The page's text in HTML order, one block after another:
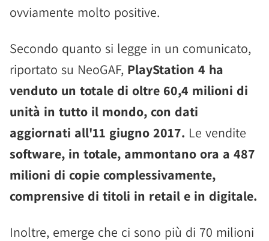
ovviamente molto positive.
Secondo quanto si legge in un comunicato,
riportato su NeoGAF, PlayStation 4 ha
venduto un totale di oltre 60,4 milioni di
unità in tutto il mondo, con dati
aggiornati all'11 giugno 2017. Le vendite
software, in totale, ammontano ora a 487
milioni di copie complessivamente,
comprensive di titoli in retail e in digitale.
Inoltre, emerge che ci sono più di 70 milioni